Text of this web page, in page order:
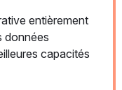
entièrement
données
capacités